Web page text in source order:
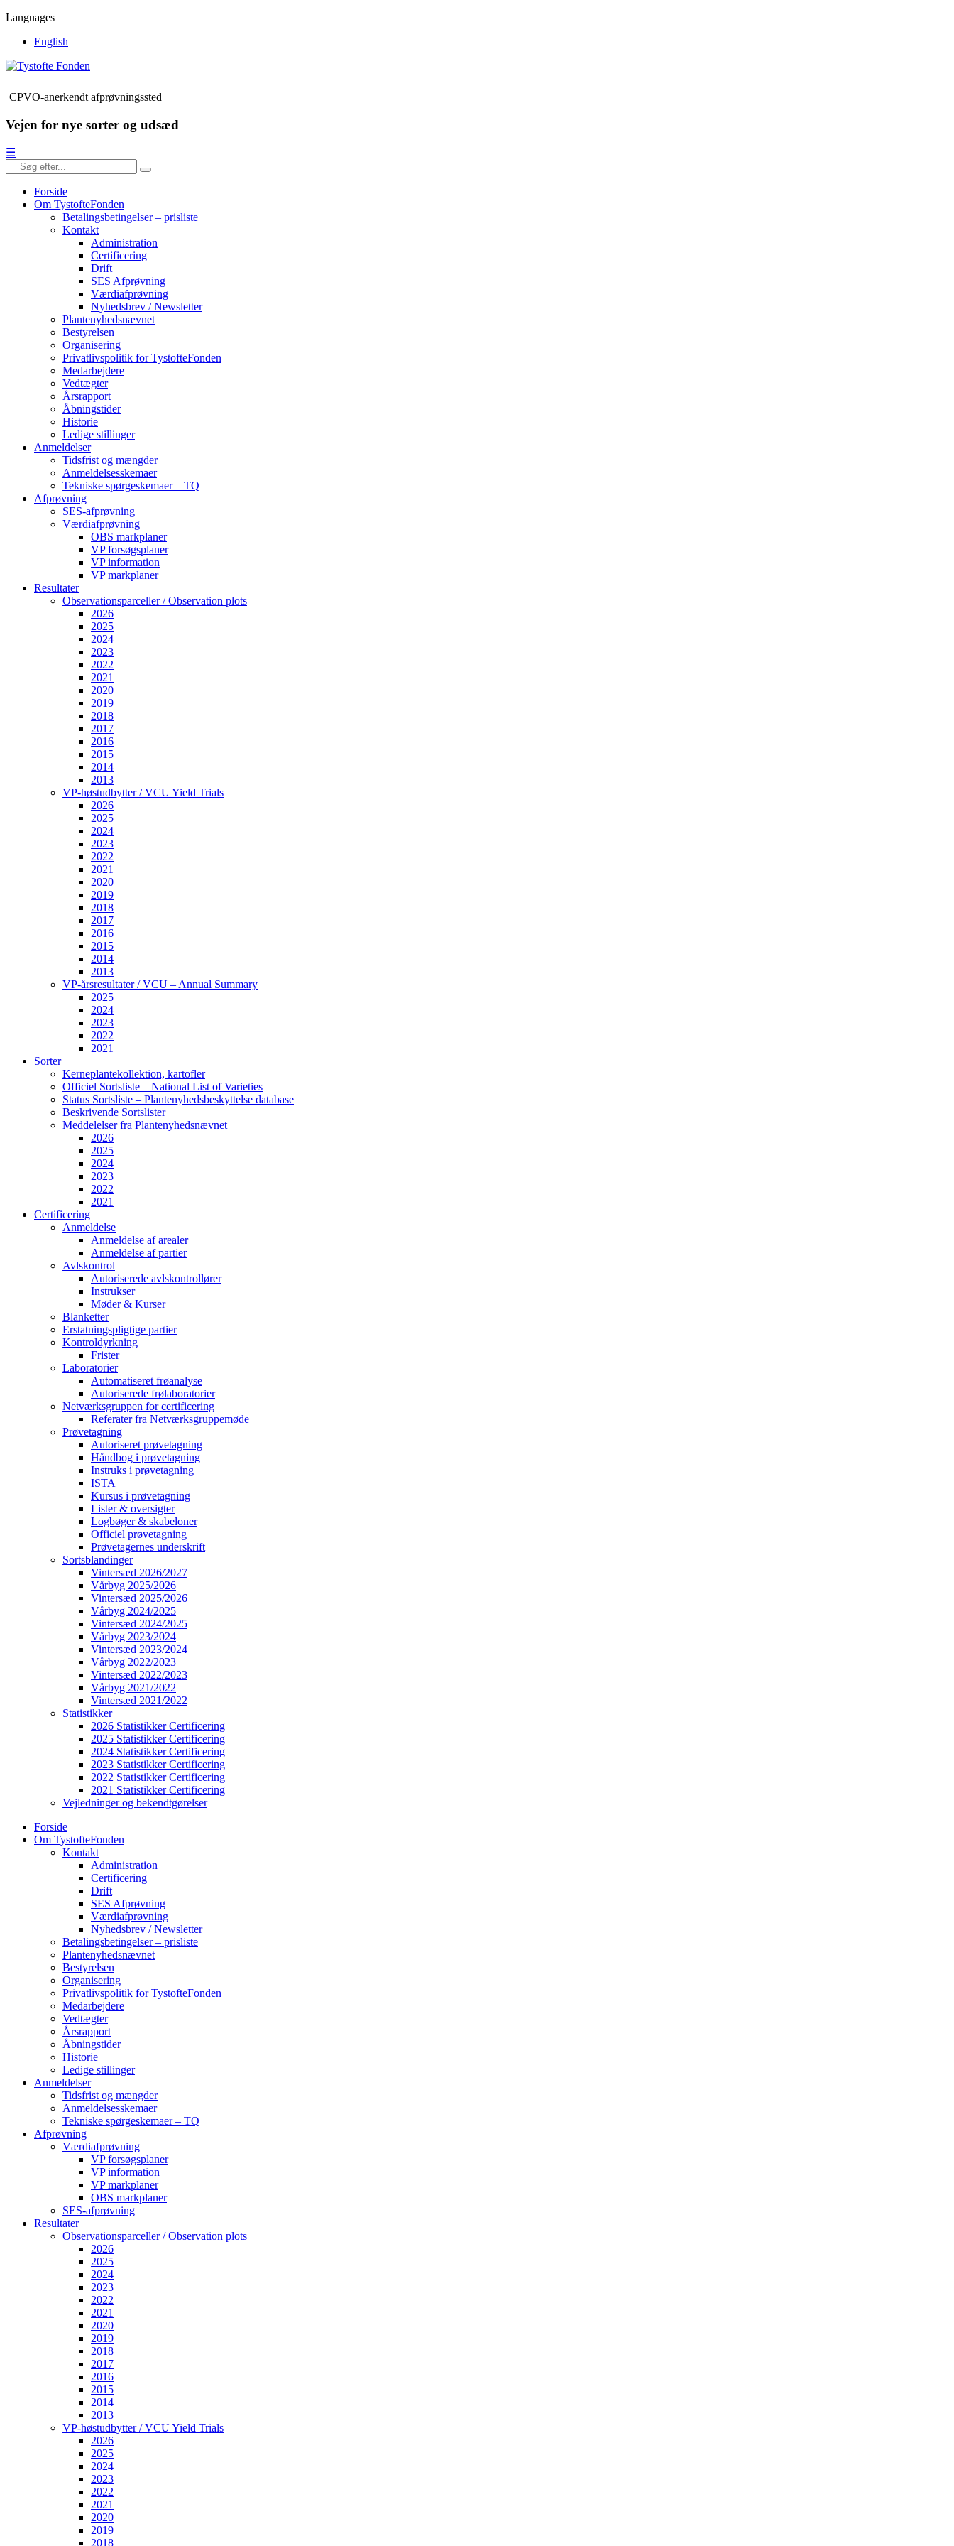
Languages
English
CPVO-anerkendt afprøvningssted
Vejen for nye sorter og udsæd
☰
Forside
Om TystofteFonden
Betalingsbetingelser – prisliste
Kontakt
Administration
Certificering
Drift
SES Afprøvning
Værdiafprøvning
Nyhedsbrev / Newsletter
Plantenyhedsnævnet
Bestyrelsen
Organisering
Privatlivspolitik for TystofteFonden
Medarbejdere
Vedtægter
Årsrapport
Åbningstider
Historie
Ledige stillinger
Anmeldelser
Tidsfrist og mængder
Anmeldelsesskemaer
Tekniske spørgeskemaer – TQ
Afprøvning
SES-afprøvning
Værdiafprøvning
OBS markplaner
VP forsøgsplaner
VP information
VP markplaner
Resultater
Observationsparceller / Observation plots
2026
2025
2024
2023
2022
2021
2020
2019
2018
2017
2016
2015
2014
2013
VP-høstudbytter / VCU Yield Trials
2026
2025
2024
2023
2022
2021
2020
2019
2018
2017
2016
2015
2014
2013
VP-årsresultater / VCU – Annual Summary
2025
2024
2023
2022
2021
Sorter
Kerneplantekollektion, kartofler
Officiel Sortsliste – National List of Varieties
Status Sortsliste – Plantenyhedsbeskyttelse database
Beskrivende Sortslister
Meddelelser fra Plantenyhedsnævnet
2026
2025
2024
2023
2022
2021
Certificering
Anmeldelse
Anmeldelse af arealer
Anmeldelse af partier
Avlskontrol
Autoriserede avlskontrollører
Instrukser
Møder & Kurser
Blanketter
Erstatningspligtige partier
Kontroldyrkning
Frister
Laboratorier
Automatiseret frøanalyse
Autoriserede frølaboratorier
Netværksgruppen for certificering
Referater fra Netværksgruppemøde
Prøvetagning
Autoriseret prøvetagning
Håndbog i prøvetagning
Instruks i prøvetagning
ISTA
Kursus i prøvetagning
Lister & oversigter
Logbøger & skabeloner
Officiel prøvetagning
Prøvetagernes underskrift
Sortsblandinger
Vintersæd 2026/2027
Vårbyg 2025/2026
Vintersæd 2025/2026
Vårbyg 2024/2025
Vintersæd 2024/2025
Vårbyg 2023/2024
Vintersæd 2023/2024
Vårbyg 2022/2023
Vintersæd 2022/2023
Vårbyg 2021/2022
Vintersæd 2021/2022
Statistikker
2026 Statistikker Certificering
2025 Statistikker Certificering
2024 Statistikker Certificering
2023 Statistikker Certificering
2022 Statistikker Certificering
2021 Statistikker Certificering
Vejledninger og bekendtgørelser
Forside
Om TystofteFonden
Kontakt
Administration
Certificering
Drift
SES Afprøvning
Værdiafprøvning
Nyhedsbrev / Newsletter
Betalingsbetingelser – prisliste
Plantenyhedsnævnet
Bestyrelsen
Organisering
Privatlivspolitik for TystofteFonden
Medarbejdere
Vedtægter
Årsrapport
Åbningstider
Historie
Ledige stillinger
Anmeldelser
Tidsfrist og mængder
Anmeldelsesskemaer
Tekniske spørgeskemaer – TQ
Afprøvning
Værdiafprøvning
VP forsøgsplaner
VP information
VP markplaner
OBS markplaner
SES-afprøvning
Resultater
Observationsparceller / Observation plots
2026
2025
2024
2023
2022
2021
2020
2019
2018
2017
2016
2015
2014
2013
VP-høstudbytter / VCU Yield Trials
2026
2025
2024
2023
2022
2021
2020
2019
2018